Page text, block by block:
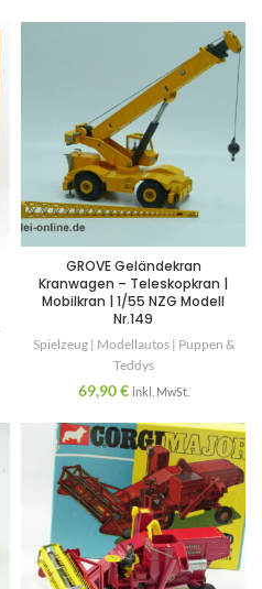
GROVE Geländekran
Kranwagen – Teleskopkran |
Mobilkran | 1/55 NZG Modell
Nr.149
Spielzeug | Modellautos | Puppen &
Teddys
69,90€ inkl. MwSt.